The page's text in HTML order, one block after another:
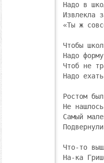
Надо в
Извлекла
«Ты ж
Чтобы
Надо
Чтоб не
Надо
Ростом
Не
Самый
Что-то
На-ка